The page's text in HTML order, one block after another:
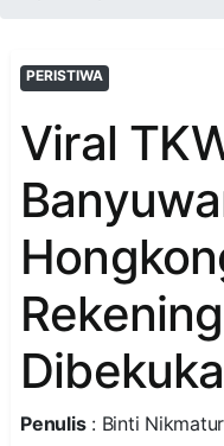
PERISTIWA
Viral
Penulis: Binti